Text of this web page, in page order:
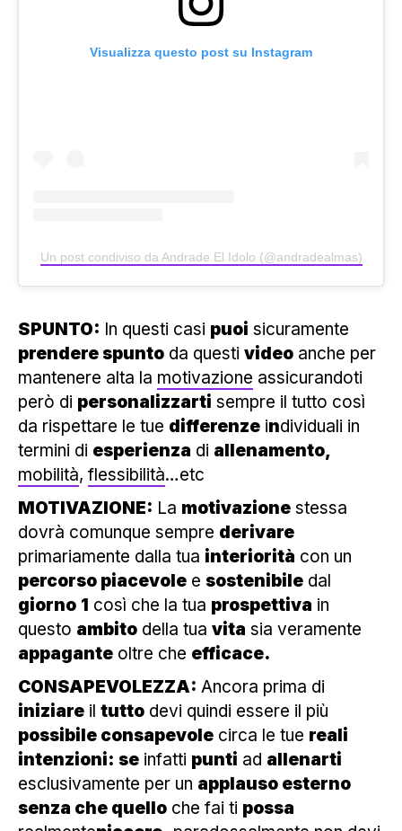
Visualizza questo post su Instagram
Un post condiviso da Andrade El Idolo (@andradealmas)
SPUNTO: In questi casi puoi sicuramente
prendere spunto da questi video anche per
mantenere alta la motivazione assicurandoti
però di personalizzarti sempre il tutto così
da rispettare le tue differenze individuali in
termini di esperienza di allenamento,
mobilità, flessibilità…etc
MOTIVAZIONE: La motivazione stessa
dovrà comunque sempre derivare
primariamente dalla tua interiorità con un
percorso piacevole e sostenibile dal
giorno 1 così che la tua prospettiva in
questo ambito della tua vita sia veramente
appagante oltre che efficace.
CONSAPEVOLEZZA: Ancora prima di
iniziare il tutto devi quindi essere il più
possibile consapevole circa le tue reali
intenzioni: se infatti punti ad allenarti
esclusivamente per un applauso esterno
senza che quello che fai ti possa